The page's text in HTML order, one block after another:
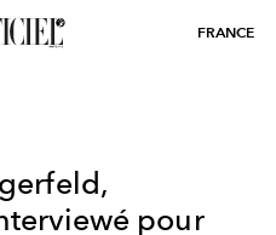
FRANCE
pour